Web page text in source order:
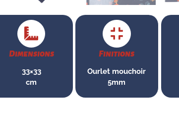
Dimensions
33×33
cm
Finitions
Ourlet mouchoir
5mm
déjà?